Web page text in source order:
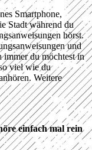
Smartphone,
Stadt während du
hörst.
und
immer du möchtest in
viel wie du
Weitere
einfach mal rein